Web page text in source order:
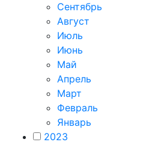
Сентябрь
Август
Июль
Июнь
Май
Апрель
Март
Февраль
Январь
2023